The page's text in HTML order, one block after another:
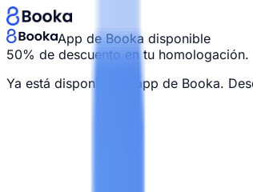
App de Booka disponible
50% de descuento en tu homologación.
Ya está disponible la app de Booka.